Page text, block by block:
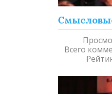
Всего